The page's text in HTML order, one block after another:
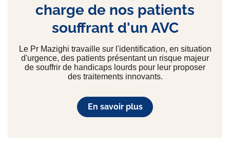
charge de nos patients
souffrant d'un AVC
Le Pr Mazighi travaille sur l'identification, en situation
d'urgence, des patients présentant un risque majeur
de souffrir de handicaps lourds pour leur proposer
des traitements innovants.
En savoir plus